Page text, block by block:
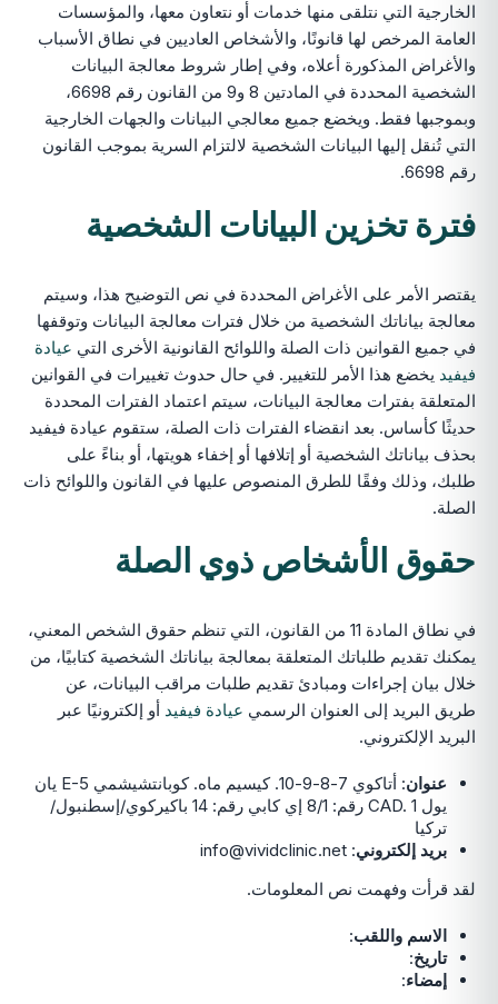
الخارجية التي نتلقى منها خدمات أو نتعاون معها، والمؤسسات
العامة المرخص لها قانونًا، والأشخاص العاديين في نطاق الأسباب
والأغراض المذكورة أعلاه، وفي إطار شروط معالجة البيانات
الشخصية المحددة في المادتين 8 و9 من القانون رقم 6698،
وبموجبها فقط. ويخضع جميع معالجي البيانات والجهات الخارجية
التي تُنقل إليها البيانات الشخصية لالتزام السرية بموجب القانون
رقم 6698.
فترة تخزين البيانات الشخصية
يقتصر الأمر على الأغراض المحددة في نص التوضيح هذا، وسيتم
معالجة بياناتك الشخصية من خلال فترات معالجة البيانات وتوقفها
في جميع القوانين ذات الصلة واللوائح القانونية الأخرى التي عيادة
فيفيد يخضع هذا الأمر للتغيير. في حال حدوث تغييرات في القوانين
المتعلقة بفترات معالجة البيانات، سيتم اعتماد الفترات المحددة
حديثًا كأساس. بعد انقضاء الفترات ذات الصلة، ستقوم عيادة فيفيد
بحذف بياناتك الشخصية أو إتلافها أو إخفاء هويتها، أو بناءً على
طلبك، وذلك وفقًا للطرق المنصوص عليها في القانون واللوائح ذات
الصلة.
حقوق الأشخاص ذوي الصلة
في نطاق المادة 11 من القانون، التي تنظم حقوق الشخص المعني،
يمكنك تقديم طلباتك المتعلقة بمعالجة بياناتك الشخصية كتابيًا، من
خلال بيان إجراءات ومبادئ تقديم طلبات مراقب البيانات، عن
طريق البريد إلى العنوان الرسمي عيادة فيفيد أو إلكترونيًا عبر
البريد الإلكتروني.
عنوان
: أتاكوي 7-8-9-10. كيسيم ماه. كوبانتشيشمي E-5 يان
يول CAD. 1 رقم: 8/1 إي كابي رقم: 14 باكيركوي/إسطنبول/
تركيا
بريد إلكتروني: info@vividclinic.net
لقد قرأت وفهمت نص المعلومات.
الاسم واللقب:
تاريخ:
إمضاء: